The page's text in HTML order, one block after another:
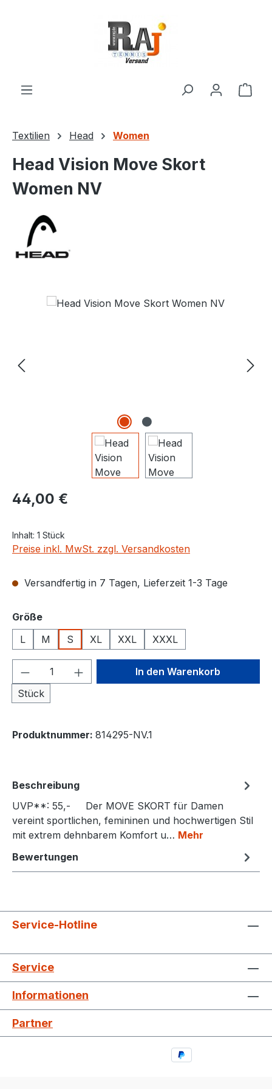
Textilien Head Women
Head Vision Move Skort
Women NV
Bildergalerie überspringen
Regulärer Preis:
44,00 €
Inhalt: 1 Stück
Preise inkl. MwSt. zzgl. Versandkosten
Versandfertig in 7 Tagen, Lieferzeit 1-3 Tage
Größeauswählen
L
M S XL XXL XXXL
Produkt Anzahl: Gib den
Stück
In den Warenkorb
Produktnummer: 814295-NV.1
Beschreibung
UVP**: 55,- Der MOVE SKORT für Damen
vereint sportlichen, femininen und hochwertigen Stil
mit extrem dehnbarem Komfort u… Mehr
Bewertungen
Service-Hotline
Service
Informationen
Partner